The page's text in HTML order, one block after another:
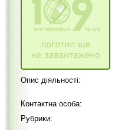
Опис діяльності:
Контактна особа:
Рубрики: